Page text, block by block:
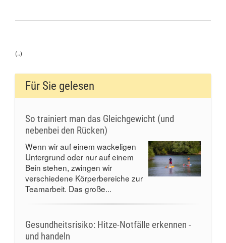
(..)
Für Sie gelesen
So trainiert man das Gleichgewicht (und
nebenbei den Rücken)
Wenn wir auf einem wackeligen
Untergrund oder nur auf einem
Bein stehen, zwingen wir
verschiedene Körperbereiche zur
Teamarbeit. Das große...
Gesundheitsrisiko: Hitze-Notfälle erkennen -
und handeln